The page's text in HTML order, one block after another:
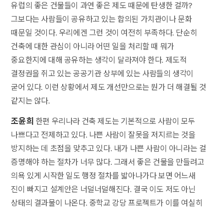
유럽의 좋은 건물들이 과연 좋은 제도 때문에 탄생한 걸까?
그보다는 사람들이 공유하고 있는 합의된 가치관이나 문화
때문일 것이다. 우리에겐 그런 것이 여전히 부족하다. 단순히
건축에 대한 관심이 아니라 어떤 일을 처리할 때 뭐가
중요한지에 대해 공유하는 생각이 달라져야 한다. 제도적
결정권을 쥐고 있는 공공기관 상부에 있는 사람들의 생각이
굳어 있다. 이런 상황에서 제도 개선만으로는 뭔가 더 해결될 것
같지는 않다.
조윤희 한편 우리나라 건축 제도는 기본적으로 사람이 모두
나쁘다고 전제하고 있다. 나쁜 사람이 잘못을 저지르는 것을
방지하는 데 초점을 맞추고 있다. 내가 나쁜 사람이 아니라는 걸
증명해야 하는 절차가 너무 많다. 그래서 좋은 건물을 만들려고
의욕 있게 시작한 일도 행정 절차를 밟아나가다 보면 어느새
진이 빠지고 설계안은 너덜너덜해진다. 결국 이도 저도 아닌
상태의 결과물이 나온다. 중학교 강당 프로젝트가 이를 여실히